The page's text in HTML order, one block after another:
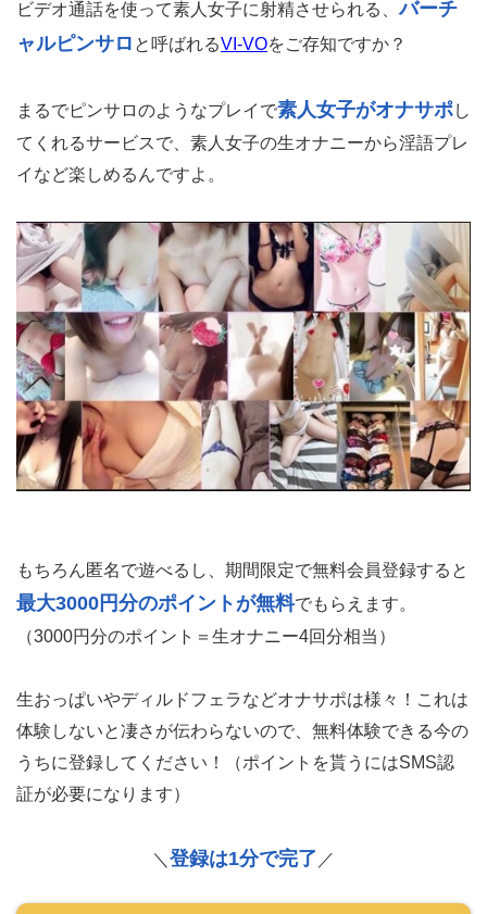
ビデオ通話を使って素人女子に射精させられる、バーチ
ャルピンサロ と呼ばれるVI-VOをご存知ですか？
まるでピンサロのようなプレイで素人女子がオナサポし
てくれるサービスで、素人女子の生オナニーから淫語プレ
イなど楽しめるんですよ。
もちろん匿名で遊べるし、期間限定で無料会員登録すると
最大3000円分のポイントが無料でもらえます。
（3000円分のポイント＝生オナニー4回分相当）
生おっぱいやディルドフェラなどオナサポは様々！これは
体験しないと凄さが伝わらないので、無料体験できる今の
うちに登録してください！（ポイントを貰うにはSMS認
証が必要になります）
＼ 登録は1分で完了 ／